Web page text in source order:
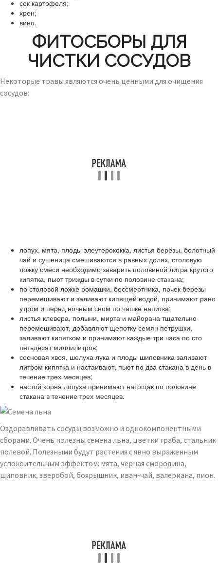
сок картофеля;
хрен;
вино.
ФИТОСБОРЫ ДЛЯ
ЧИСТКИ СОСУДОВ
Некоторые травы являются очень ценными для очищения
сосудов:
лопух, мята, плоды элеутерококка, листья березы, болотный
чай и сушеница смешиваются в равных долях, столовую
ложку смеси необходимо заварить половиной литра крутого
кипятка, пьют трижды в сутки по половине стакана;
по столовой ложке ромашки, бессмертника, почек березы
перемешивают и заливают кипящей водой, принимают рано
утром и перед ночным сном по чашке напитка;
листья клевера, полыни, мирта и майорана тщательно
перемешивают, добавляют щепотку семян петрушки,
заливают кипятком и принимают каждые три часа по сто
пятьдесят миллилитров;
сосновая хвоя, шелуха лука и плоды шиповника заливают
литром кипятка и настаивают, пьют по два стакана в день в
течение трех месяцев;
настой корня лопуха принимают натощак по половине
стакана в течение трех месяцев.
Оздоравливать сосуды возможно и однокомпонентными
сборами. Очень полезны семена льна, цветки граба, стальник
полевой. Полезными будут растения с явно выраженным
успокоительным эффектом: мята, черная смородина,
шиповник, зверобой, боярышник, иван-чай, валериана, пион.